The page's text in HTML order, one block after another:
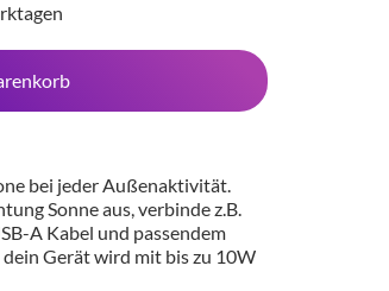
bei jeder Außenaktivität.
Sonne aus, verbinde z.B.
A Kabel und passendem
Gerät wird mit bis zu 10W